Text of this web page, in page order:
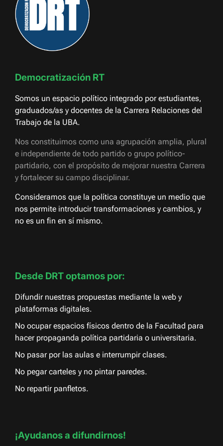
Democratización RT
Somos un espacio político integrado por estudiantes,
graduados/as y docentes de la Carrera Relaciones del
Trabajo de la UBA.
Nos constituimos como una agrupación amplia, plural
e independiente de todo partido o grupo político-
partidario, con el propósito de mejorar nuestra Carrera
y fortalecer su campo disciplinar.
Consideramos que la política constituye un medio que
nos permite introducir transformaciones y cambios, y
no es un fin en sí mismo.
Desde DRT optamos por:
Difundir nuestras propuestas mediante la web y
plataformas digitales.
No ocupar espacios físicos dentro de la Facultad para
hacer propaganda política partidaria o universitaria.
No pasar por las aulas e interrumpir clases.
No pegar carteles y no pintar paredes.
No repartir panfletos.
¡Ayudanos a difundirnos!